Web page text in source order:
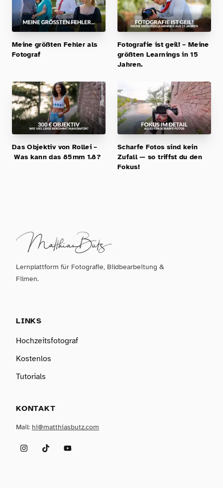
Meine größten Fehler als
Fotograf
Fotografie ist geil! – Meine
größten Learnings in 15
Jahren.
Das Objektiv von Rollei –
Was kann das 85mm 1.8?
Scharfe Fotos sind kein
Zufall — so triffst du den
Fokus!
Lernplattform für Fotografie, Bildbearbeitung &
Filmen.
LINKS
Hochzeitsfotograf
Kostenlos
Tutorials
KONTAKT
Mail: hi@matthiasbutz.com
InstagramTikTokYouTube